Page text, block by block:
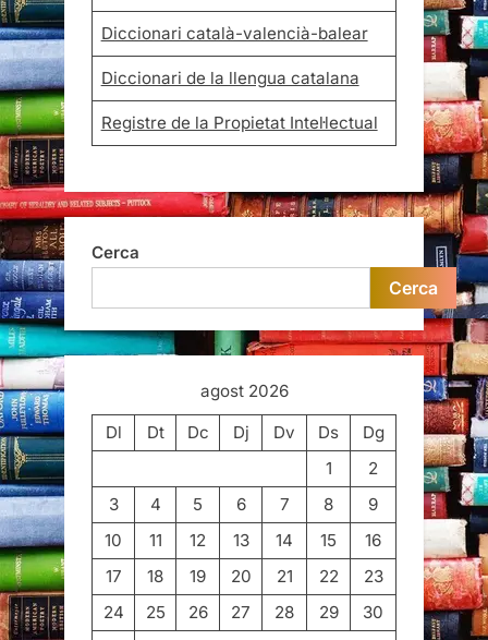
Diccionari català-valencià-balear
Diccionari de la llengua catalana
Registre de la Propietat Intel·lectual
Cerca
Cerca
agost 2026
Dl
Dt Dc Dj Dv Ds
Dg
1
2
3
4 5 6 7 8
9
10
11 12 13 14 15
16
17
18 19 20 21 22
23
24
25 26 27 28 29
30